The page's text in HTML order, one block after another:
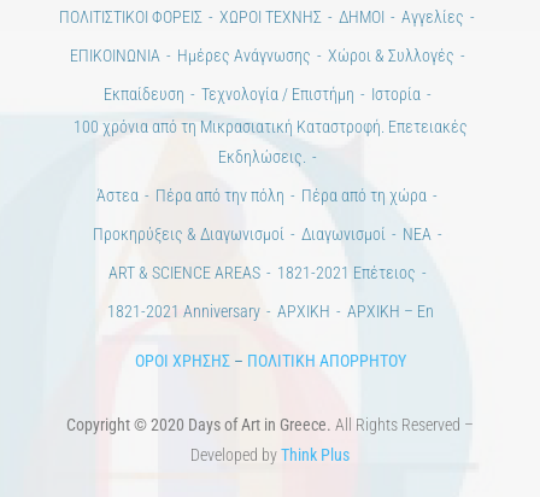
ΠΟΛΙΤΙΣΤΙΚΟΙ ΦΟΡΕΙΣ
ΧΩΡΟΙ ΤΕΧΝΗΣ ΔΗΜΟΙ
Αγγελίες
ΕΠΙΚΟΙΝΩΝΙΑ
Ημέρες Ανάγνωσης
Χώροι & Συλλογές
Εκπαίδευση
Τεχνολογία / Επιστήμη
Ιστορία
100 χρόνια από τη Μικρασιατική Καταστροφή. Επετειακές
Εκδηλώσεις.
Άστεα
Πέρα από την πόλη
Πέρα από τη χώρα
Προκηρύξεις & Διαγωνισμοί
Διαγωνισμοί
ΝΕΑ
ART & SCIENCE AREAS
1821-2021 Επέτειος
1821-2021 Anniversary
ΑΡΧΙΚΗ ΑΡΧΙΚΗ – En
ΟΡΟΙ ΧΡΗΣΗΣ– ΠΟΛΙΤΙΚΗ ΑΠΟΡΡΗΤΟΥ
Copyright © 2020 Days of Art in Greece. All Rights Reserved –
Developed byThink Plus